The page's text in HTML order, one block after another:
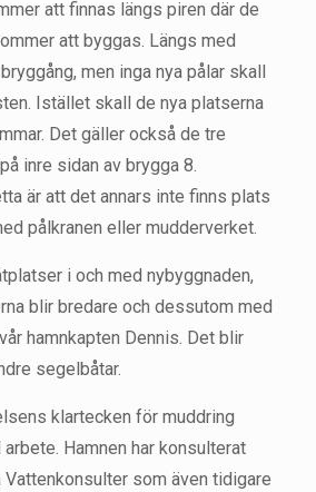
att finnas längs piren där de
att byggas. Längs med
men inga nya pålar skall
Istället skall de nya platserna
Det gäller också de tre
inre sidan av brygga 8.
är att det annars inte finns plats
pålkranen eller mudderverket.
i och med nybyggnaden,
blir bredare och dessutom med
hamnkapten Dennis. Det blir
segelbåtar.
klartecken för muddring
Hamnen har konsulterat
som även tidigare